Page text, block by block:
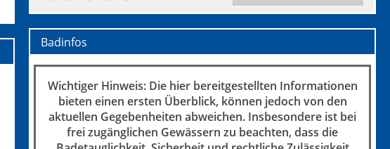
Badinfos
Wichtiger Hinweis: Die hier bereitgestellten Informationen
bieten einen ersten Überblick, können jedoch von den
aktuellen Gegebenheiten abweichen. Insbesondere ist bei
frei zugänglichen Gewässern zu beachten, dass die